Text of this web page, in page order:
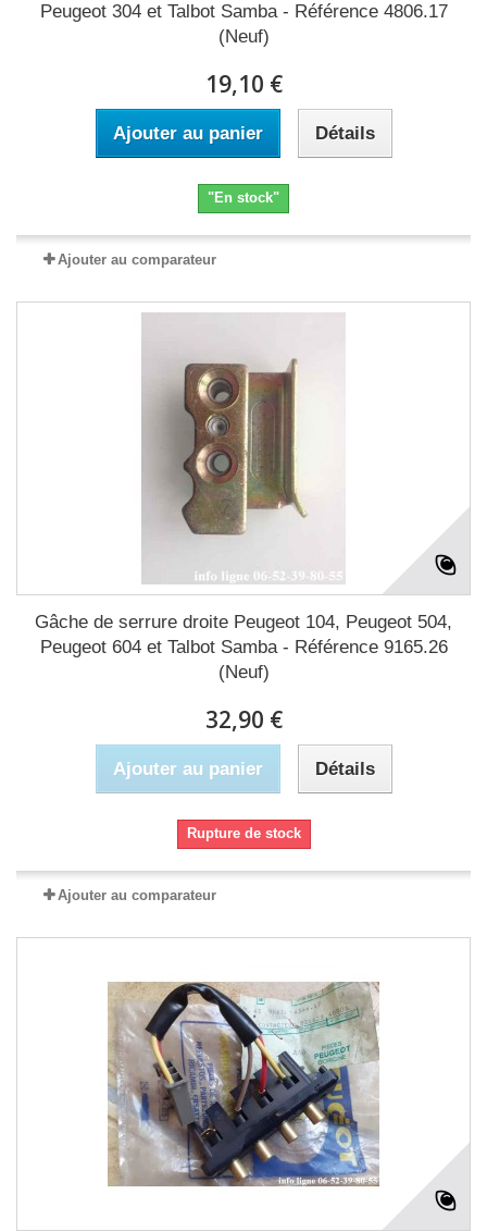
Peugeot 304 et Talbot Samba - Référence 4806.17
(Neuf)
19,10 €
Ajouter au panier Détails
"En stock"
Ajouter au comparateur
Gâche de serrure droite Peugeot 104, Peugeot 504,
Peugeot 604 et Talbot Samba - Référence 9165.26
(Neuf)
32,90 €
Ajouter au panier Détails
Rupture de stock
Ajouter au comparateur